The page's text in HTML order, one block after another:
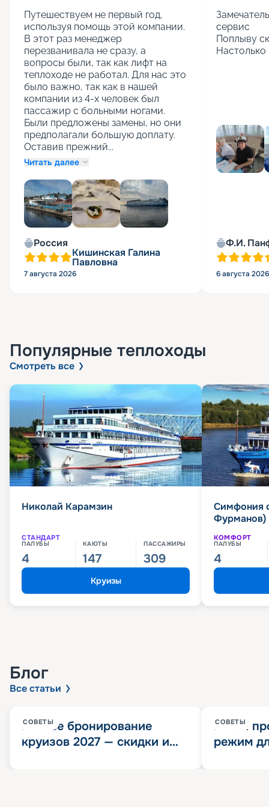
Путешествуем не первый год,
используя помощь этой компании.
В этот раз менеджер
перезванивала не сразу, а
вопросы были, так как лифт на
теплоходе не работал. Для нас это
было важно, так как в нашей
компании из 4-х человек был
пассажир с больными ногами.
Были предложены замены, но они
предполагали большую доплату.
Оставив прежний...
Читать далее
Россия
Кишинская Галина
Павловна
7 августа 2026
сервис
Поплыву
Ф.И.
6 августа 2026
Популярные теплоходы
Смотреть все
Николай Карамзин
СТАНДАРТ
ПАЛУБЫ
4
КАЮТЫ
147
ПАССАЖИРЫ
309
Круизы
Симфония
Фурманов)
КОМФОРТ
ПАЛУБЫ
4
Блог
Все статьи
СОВЕТЫ
Раннее бронирование
круизов 2027 — скидки и
СОВЕТЫ
Китай
режим